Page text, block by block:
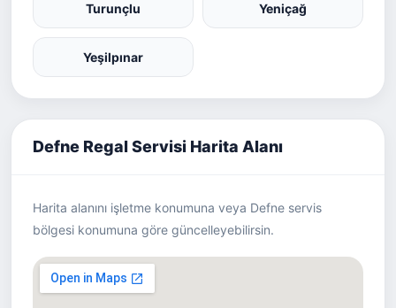
Turunçlu Yeniçağ
Yeşilpınar
Defne Regal Servisi Harita Alanı
Harita alanını işletme konumuna veya Defne servis
bölgesi konumuna göre güncelleyebilirsin.